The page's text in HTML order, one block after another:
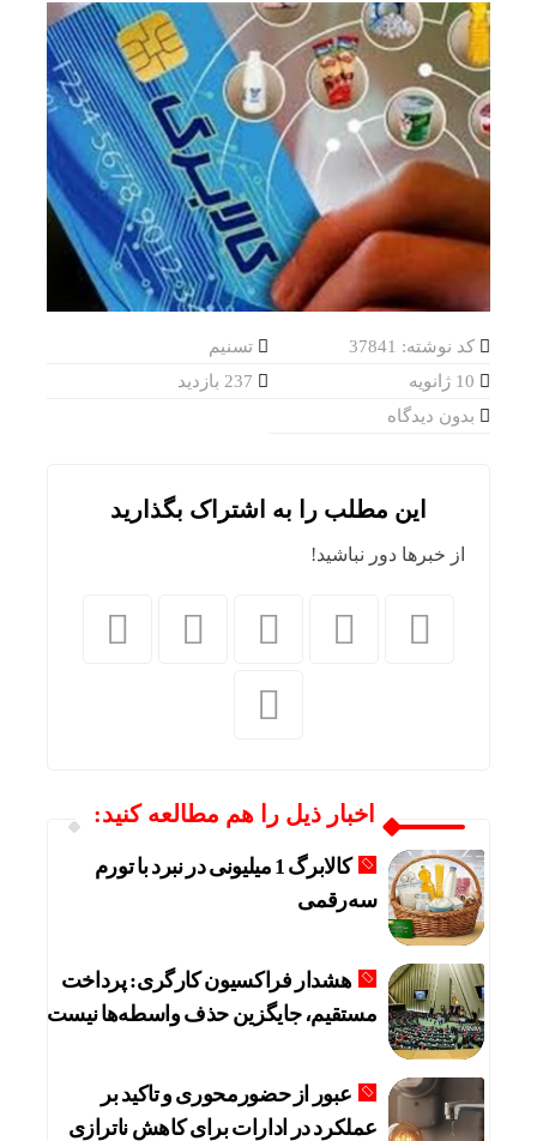
کد نوشته: 37841
تسنیم
بدون دیدگاه
این مطلب را به اشتراک بگذارید
از خبرها دور نباشید!
اخبار ذیل را هم مطالعه کنید:
کالابرگ 1 میلیونی در نبرد با تورم
سه‌رقمی
هشدار فراکسیون کارگری: پرداخت
مستقیم، جایگزین حذف واسطه‌ها نیست
عبور از حضورمحوری و تاکید بر
عملکرد در ادارات برای کاهش ناترازی